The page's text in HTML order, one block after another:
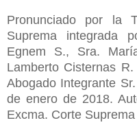
Pronunciado por la
Suprema integrada
Egnem S., Sra.
Lamberto Cisternas
Abogado Integrante
de enero de 2018.
Excma. Corte Suprema